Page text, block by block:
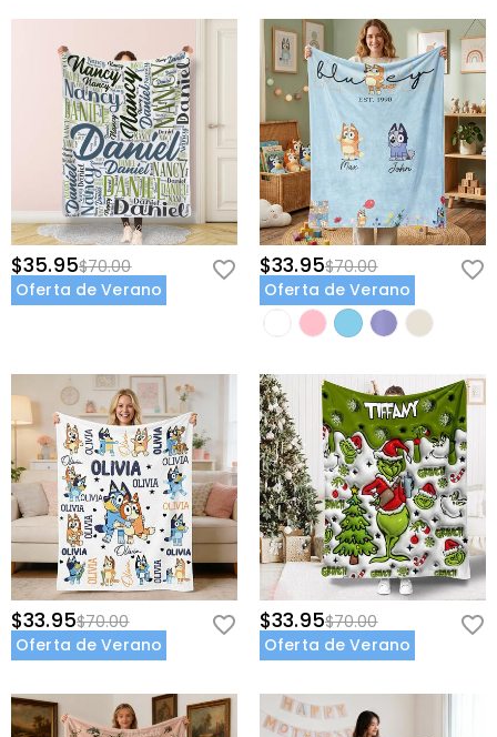
$35.95$70.00
Oferta de Verano
$33.95$70.00
Oferta de Verano
$33.95$70.00
Oferta de Verano
$33.95$70.00
Oferta de Verano